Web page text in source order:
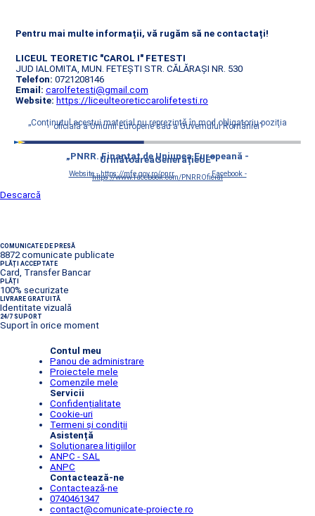
Pentru mai multe informații, vă rugăm să ne contactați!
LICEUL TEORETIC "CAROL I" FETESTI
JUD IALOMITA, MUN. FETEȘTI STR. CĂLĂRAȘI NR. 530
Telefon: 0721208146
Email: carolfetesti@gmail.com
Website: https://liceulteoreticcarolifetesti.ro
„Conţinutul acestui material nu reprezintă în mod obligatoriu poziţia
oficială a Uniunii Europene sau a Guvernului României”
„PNRR. Finanțat de Uniunea Europeană -
UrmătoareaGenerațieUE”
Website - https://mfe.gov.ro/pnrr Facebook -
https://www.facebook.com/PNRROficial
Descarcă
COMUNICATE DE PRESĂ
8872 comunicate publicate
PLĂȚI ACCEPTATE
Card, Transfer Bancar
PLĂȚI
100% securizate
LIVRARE GRATUITĂ
Identitate vizuală
24/7 SUPORT
Suport în orice moment
Contul meu
Panou de administrare
Proiectele mele
Comenzile mele
Servicii
Confidențialitate
Cookie-uri
Termeni și condiții
Asistență
Soluționarea litigiilor
ANPC - SAL
ANPC
Contactează-ne
Contactează-ne
0740461347
contact@comunicate-proiecte.ro